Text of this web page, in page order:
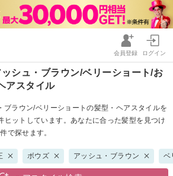
会員登録 ログイン
シュ・ブラウン/ベリーショート/お
アスタイル
ブラウン/ベリーショートの髪型・ヘアスタイルを
ヒットしています。あなたに合った髪型を見つけ
で探せます。
ボウズ アッシュ・ブラウン ベ